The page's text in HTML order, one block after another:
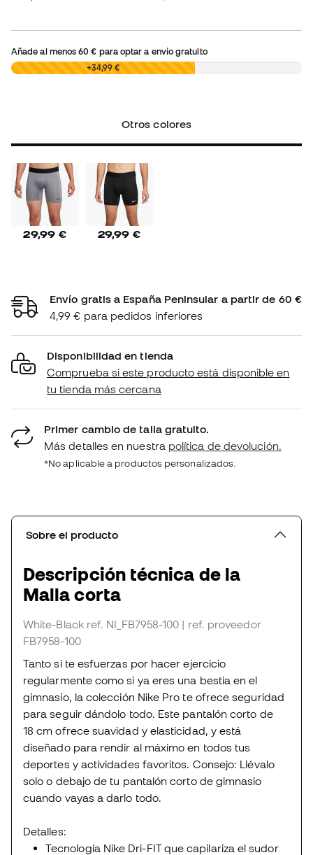
Añade al menos60 € para optar a envío gratuito
0,00 € +34,99 €
Otros colores
29,99 € 29,99 €
Envío gratis a España Peninsular a partir de 60 €
4,99 € para pedidos inferiores
Disponibilidad en tienda
Comprueba si este producto está disponible en
tu tienda más cercana
Primer cambio de talla gratuito.
Más detalles en nuestra política de devolución.
*No aplicable a productos personalizados.
Sobre el producto
Descripción técnica de la
Malla corta
White-Black ref. NI_FB7958-100 | ref. proveedor
FB7958-100
Tanto si te esfuerzas por hacer ejercicio
regularmente como si ya eres una bestia en el
gimnasio, la colección Nike Pro te ofrece seguridad
para seguir dándolo todo. Este pantalón corto de
18 cm ofrece suavidad y elasticidad, y está
diseñado para rendir al máximo en todos tus
deportes y actividades favoritos. Consejo: Llévalo
solo o debajo de tu pantalón corto de gimnasio
cuando vayas a darlo todo.
Detalles:
Tecnología Nike Dri-FIT que capilariza el sudor